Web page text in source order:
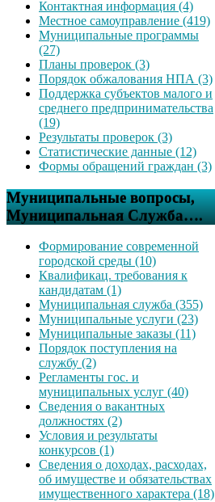
Контактная информация (4)
Местное самоуправление (419)
Муниципальные программы
(27)
Планы проверок (3)
Порядок обжалования НПА (3)
Поддержка субъектов малого и
среднего предпринимательства
(19)
Результаты проверок (3)
Статистические данные (12)
Формы обращений граждан (3)
Муниципальные вопросы,
Муниципальная Служба….
Формирование современной
городской среды (10)
Квалификац. требования к
кандидатам (1)
Муниципальная служба (355)
Муниципальные услуги (23)
Муниципальные заказы (11)
Порядок поступления на
службу (2)
Регламенты гос. и
муниципальных услуг (40)
Сведения о вакантных
должностях (2)
Условия и результаты
конкурсов (1)
Сведения о доходах, расходах,
об имуществе и обязательствах
имущественного характера (18)